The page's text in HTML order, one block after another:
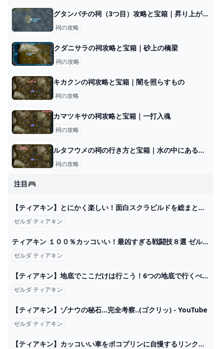
グタンバチの祠（3つ目）攻略と宝箱｜昇り上がる力
祠の攻略
クダニサラの祠攻略と宝箱｜砂上の橋梁
祠の攻略
キカクンの祠攻略と宝箱｜闇を照らすもの
祠の攻略
カマツキサの祠攻略と宝箱｜一打入魂
祠の攻略
ルタフウメの祠の行き方と宝箱｜水の中にある水晶の取り方
祠の攻略
注目🎮
【ティアキン】とにかく楽しい！面白スクラビルドを総まとめ【ゼルダの伝説ティアーズオブザキングダム/ティアキン】【総集編】【作業用】 - YouTube
ゼルダ ティアキン
ティアキン １００％カッコいい！最凶すぎる戦闘技８選 ゼルダの伝説 ティアーズ オブ ザ キングダム - YouTube
ゼルダ ティアキン
【ティアキン】地底でここだけは行こう！6つの地底で行くべき場所まとめ！【ティアーズオブザキングダム】 - YouTube
ゼルダ ティアキン
【ティアキン】ゾナウの秘石...完全考察..(ゴクリッ) - YouTube
ゼルダ ティアキン
【ティアキン】カッコいい車をボコブリンに自慢するリンク【ゼルダの伝説 ティアーズ オブ ザ キングダム】 - YouTube